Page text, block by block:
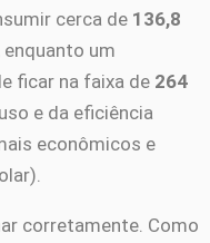
cerca de 136,8
um
ficar na faixa de 264
e da eficiência
econômicos e
corretamente. Como